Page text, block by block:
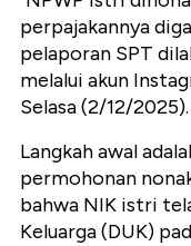
perpajakannya
pelaporan SPT
melalui akun
Selasa (2/12/2025).
Langkah awal
permohonan
bahwa NIK istri
Keluarga (DUK)